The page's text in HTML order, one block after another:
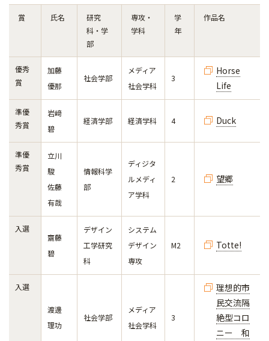
賞 氏名
研究
科・学
部
専攻・
学科
学
年
作品名
優秀
賞
加藤
優那
社会学部
メディア
社会学科
3
Horse
Life
準優
秀賞
岩﨑
碧
経済学部 経済学科 4 Duck
準優
秀賞
立川
駿
佐藤
有哉
情報科学
部
ディジタ
ルメディ
ア学科
2 望郷
入選
齋藤
碧
デザイン
工学研究
科
システム
デザイン
専攻
M2 Totte!
入選
渡邊
理功
社会学部
メディア
社会学科
3
理想的市
民交流隔
絶型コロ
ニー 和